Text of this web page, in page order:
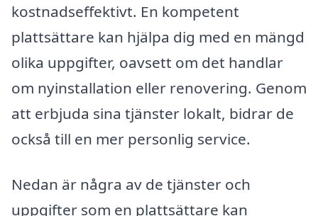
kostnadseffektivt. En kompetent
plattsättare kan hjälpa dig med en mängd
olika uppgifter, oavsett om det handlar
om nyinstallation eller renovering. Genom
att erbjuda sina tjänster lokalt, bidrar de
också till en mer personlig service.
Nedan är några av de tjänster och
uppgifter som en plattsättare kan